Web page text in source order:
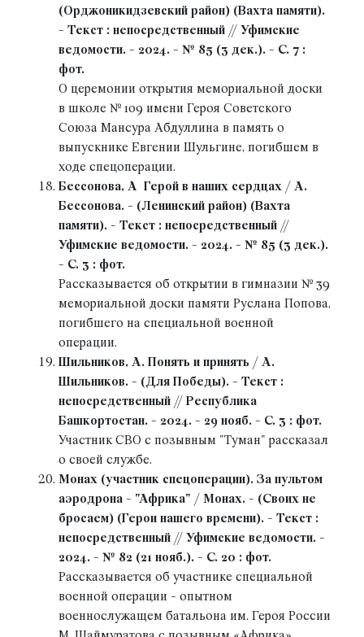
(Орджоникидзевский район) (Вахта памяти).
- Текст : непосредственный // Уфимские
ведомости. - 2024. - № 85 (3 дек.). - С. 7 :
фот.
О церемонии открытия мемориальной доски
в школе № 109 имени Героя Советского
Союза Мансура Абдуллина в память о
выпускнике Евгении Шульгине, погибшем в
ходе спецоперации.
Бессонова, А Герой в наших сердцах / А.
Бессонова. - (Ленинский район) (Вахта
памяти). - Текст : непосредственный //
Уфимские ведомости. - 2024. - № 85 (3 дек.).
- С. 3 : фот.
Рассказывается об открытии в гимназии № 39
мемориальной доски памяти Руслана Попова,
погибшего на специальной военной
операции.
Шильников, А. Понять и принять / А.
Шильников. - (Для Победы). - Текст :
непосредственный // Республика
Башкортостан. - 2024. - 29 нояб. - С. 3 : фот.
Участник СВО с позывным "Туман" рассказал
о своей службе.
Монах (участник спецоперации). За пультом
аэродрона - "Африка" / Монах. - (Своих не
бросаем) (Герои нашего времени). - Текст :
непосредственный // Уфимские ведомости. -
2024. - № 82 (21 нояб.). - С. 20 : фот.
Рассказывается об участнике специальной
военной операции - опытном
военнослужащем батальона им. Героя России